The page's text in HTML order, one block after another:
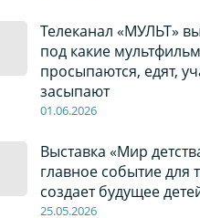
Телеканал «МУЛЬТ»
под какие
просыпаются, едят,
засыпают
01.06.2026
Выставка «Мир
главное событие для
создает будущее
25.05.2026